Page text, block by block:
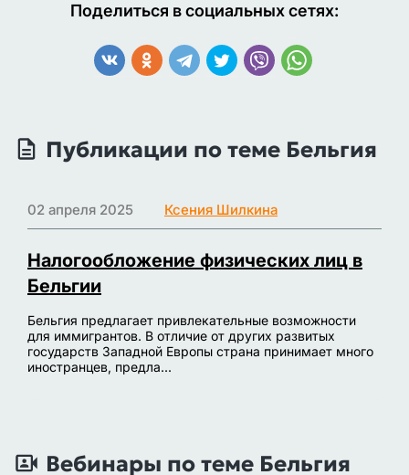
Поделиться в социальных сетях:
Публикации по теме Бельгия
02 апреля 2025 Ксения Шилкина
Налогообложение физических лиц в
Бельгии
Бельгия предлагает привлекательные возможности
для иммигрантов. В отличие от других развитых
государств Западной Европы страна принимает много
иностранцев, предла...
Вебинары по теме Бельгия